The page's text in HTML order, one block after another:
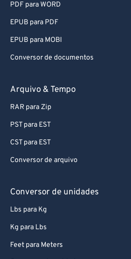
PDF para WORD
EPUB para PDF
EPUB para MOBI
Conversor de documentos
Arquivo & Tempo
RAR para Zip
PST para EST
CST para EST
Conversor de arquivo
Conversor de unidades
Lbs para Kg
Kg para Lbs
Feet para Meters